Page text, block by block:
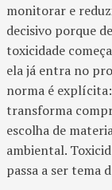
monitorar e
decisivo porque
toxicidade
ela já entra no
norma é
transforma
escolha de
ambiental.
passa a ser tema